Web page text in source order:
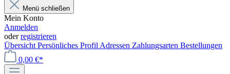
Menü schließen
Mein Konto
Anmelden
oderregistrieren
Übersicht Persönliches Profil Adressen Zahlungsarten Bestellungen
0,00 €*